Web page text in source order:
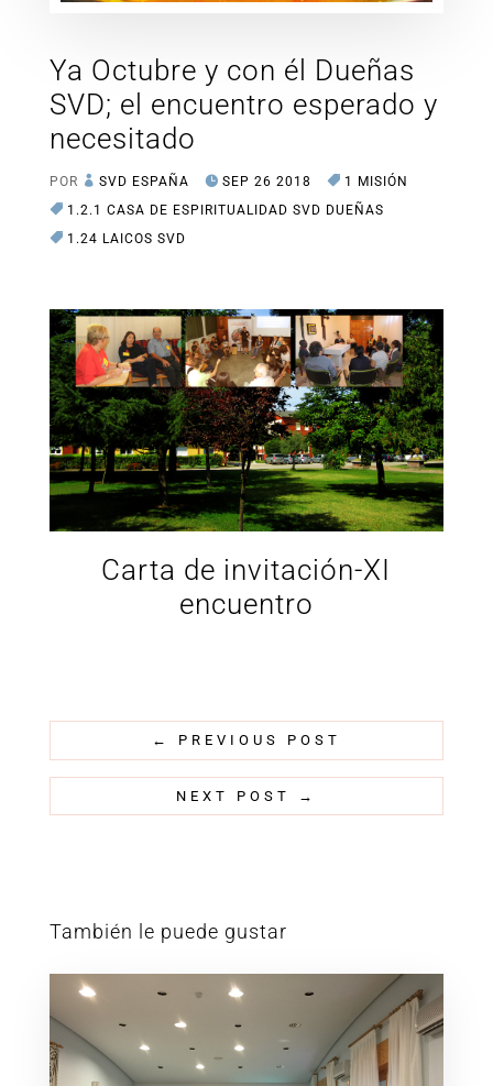
Ya Octubre y con él Dueñas
SVD; el encuentro esperado y
necesitado
POR SVD ESPAÑA SEP 26 2018
1 MISIÓN
1.2.1 CASA DE ESPIRITUALIDAD SVD DUEÑAS
1.24 LAICOS SVD
Carta de invitación-XI
encuentro
← PREVIOUS POST
NEXT POST →
También le puede gustar